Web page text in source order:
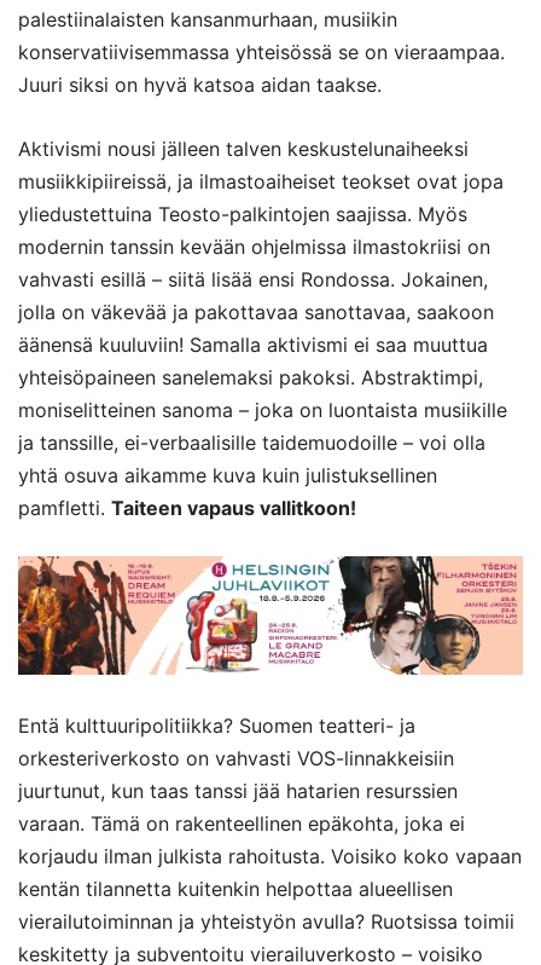
palestiinalaisten kansanmurhaan, musiikin
konservatiivisemmassa yhteisössä se on vieraampaa.
Juuri siksi on hyvä katsoa aidan taakse.
Aktivismi nousi jälleen talven keskustelunaiheeksi
musiikkipiireissä, ja ilmastoaiheiset teokset ovat jopa
yliedustettuina Teosto-palkintojen saajissa. Myös
modernin tanssin kevään ohjelmissa ilmastokriisi on
vahvasti esillä – siitä lisää ensi Rondossa. Jokainen,
jolla on väkevää ja pakottavaa sanottavaa, saakoon
äänensä kuuluviin! Samalla aktivismi ei saa muuttua
yhteisöpaineen sanelemaksi pakoksi. Abstraktimpi,
moniselitteinen sanoma – joka on luontaista musiikille
ja tanssille, ei-verbaalisille taidemuodoille – voi olla
yhtä osuva aikamme kuva kuin julistuksellinen
pamfletti. Taiteen vapaus vallitkoon!
Entä kulttuuripolitiikka? Suomen teatteri- ja
orkesteriverkosto on vahvasti VOS-linnakkeisiin
juurtunut, kun taas tanssi jää hatarien resurssien
varaan. Tämä on rakenteellinen epäkohta, joka ei
korjaudu ilman julkista rahoitusta. Voisiko koko vapaan
kentän tilannetta kuitenkin helpottaa alueellisen
vierailutoiminnan ja yhteistyön avulla? Ruotsissa toimii
keskitetty ja subventoitu vierailuverkosto – voisiko